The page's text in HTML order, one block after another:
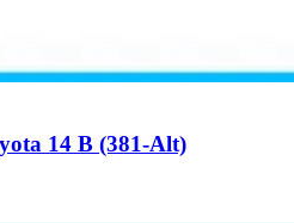
14 B (381-Alt)